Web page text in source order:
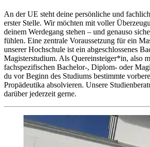
An der UE steht deine persönliche und
erster Stelle. Wir möchten mit voller
deinem Werdegang stehen – und genauso
fühlen. Eine zentrale Voraussetzung für ein
unserer Hochschule ist ein abgeschlossenes
Magisterstudium. Als Quereinsteiger*in, also
fachspezifischen Bachelor-, Diplom- oder
du vor Beginn des Studiums bestimmte
Propädeutika absolvieren. Unsere
darüber jederzeit gerne.